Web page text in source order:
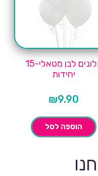
בלונים לבן מטאלי-15
יחידות
₪9.90
הוספה לסל